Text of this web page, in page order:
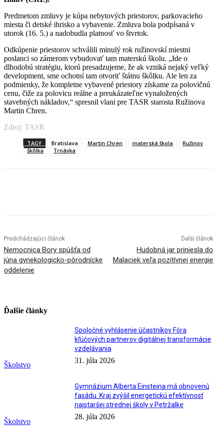
Predmetom zmluvy je kúpa nebytových priestorov, parkovacieho
miesta či detské ihrisko a vybavenie. Zmluva bola podpísaná v
utorok (16. 5.) a nadobudla platnosť vo štvrtok.
Odkúpenie priestorov schválili minulý rok ružinovskí miestni
poslanci so zámerom vybudovať tam materskú školu. „Ide o
dlhodobú stratégiu, ktorú presadzujeme, že ak vzniká nejaký veľký
development, sme ochotní tam otvoriť štátnu škôlku. Ale len za
podmienky, že kompletne vybavené priestory získame za polovičnú
cenu, čiže za polovicu reálne a preukázateľne vynaložených
stavebných nákladov,“ spresnil vlani pre TASR starosta Ružinova
Martin Chren.
Zdroj: TASR
TAGY Bratislava Martin Chren materská škola
Ružinov
škôlka
Trnávka
Predchádzajúci článok
Nemocnica Bory spúšťa od
júna gynekologicko-pôrodnícke
oddelenie
Ďalší článok
Hudobná jar priniesla do
Malaciek veľa pozitívnej energie
Ďalšie články
Školstvo
Spoločné vyhlásenie účastníkov Fóra
kľúčových partnerov digitálnej transformácie
vzdelávania
31. júla 2026
Školstvo
Gymnázium Alberta Einsteina má obnovenú
fasádu. Kraj zvýšil energetickú efektívnosť
najstaršej strednej školy v Petržalke
28. júla 2026